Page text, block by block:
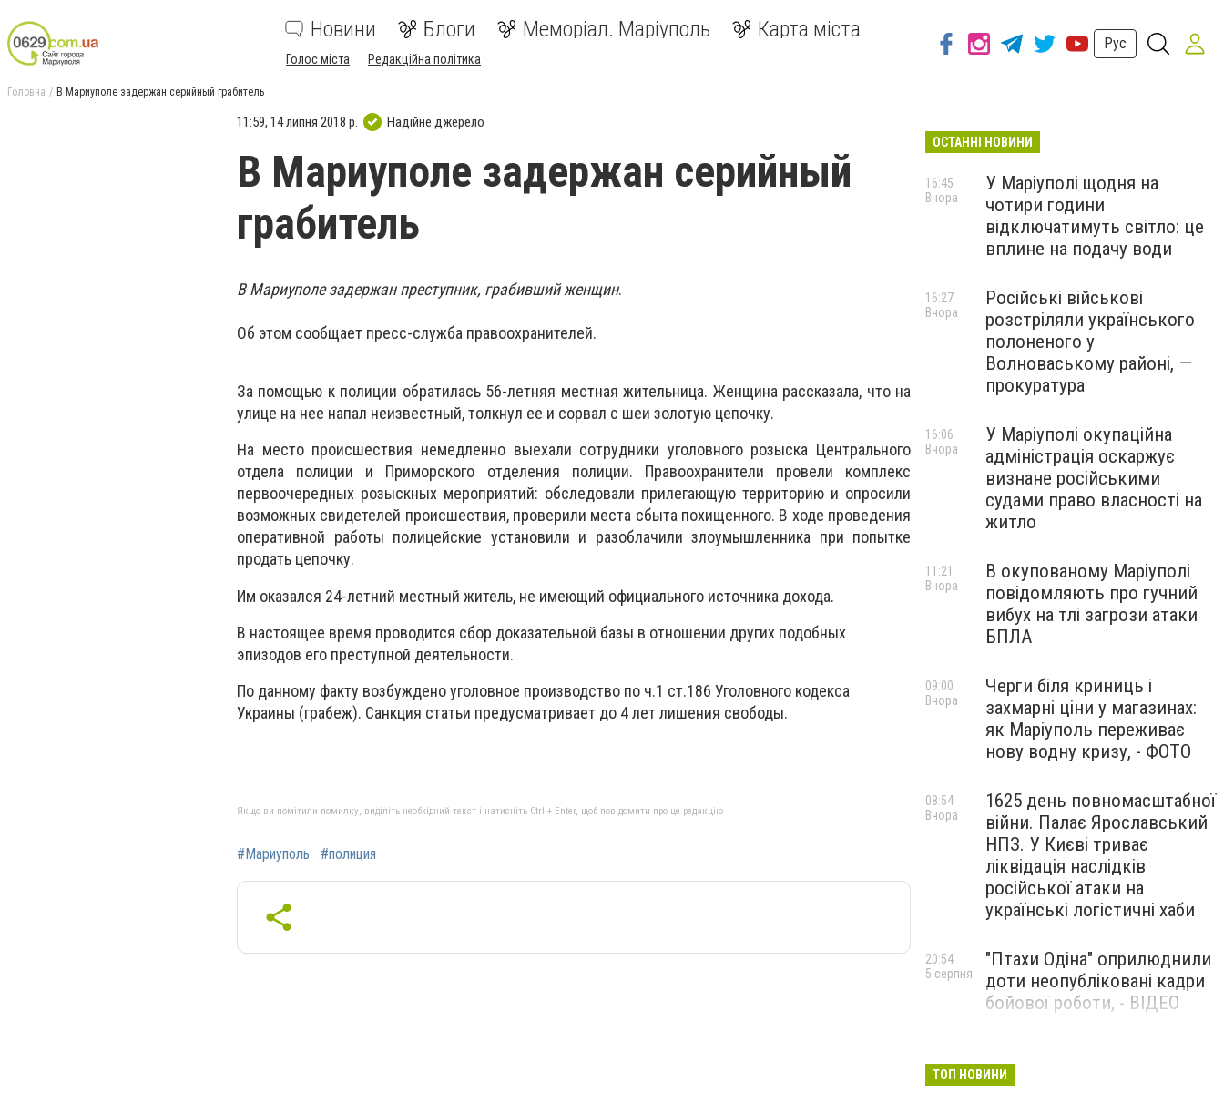
Новини Блоги Меморіал. Маріуполь Карта міста
Голос міста Редакційна політика
Рус
Головна В Мариуполе задержан серийный грабитель
11:59, 14 липня 2018 р. Надійне джерело
В Мариуполе задержан серийный
грабитель
В Мариуполе задержан преступник, грабивший женщин.
Об этом сообщает пресс-служба правоохранителей.
За помощью к полиции обратилась 56-летняя местная жительница. Женщина рассказала, что на
улице на нее напал неизвестный, толкнул ее и сорвал с шеи золотую цепочку.
На место происшествия немедленно выехали сотрудники уголовного розыска Центрального
отдела полиции и Приморского отделения полиции. Правоохранители провели комплекс
первоочередных розыскных мероприятий: обследовали прилегающую территорию и опросили
возможных свидетелей происшествия, проверили места сбыта похищенного. В ходе проведения
оперативной работы полицейские установили и разоблачили злоумышленника при попытке
продать цепочку.
Им оказался 24-летний местный житель, не имеющий официального источника дохода.
В настоящее время проводится сбор доказательной базы в отношении других подобных
эпизодов его преступной деятельности.
По данному факту возбуждено уголовное производство по ч.1 ст.186 Уголовного кодекса
Украины (грабеж). Санкция статьи предусматривает до 4 лет лишения свободы.
Якщо ви помітили помилку, виділіть необхідний текст і натисніть Ctrl + Enter, щоб повідомити про це редакцію
#Мариуполь #полиция
ОСТАННІ НОВИНИ
У Маріуполі щодня на
чотири години
відключатимуть світло: це
вплине на подачу води
16:45
Вчора
Російські військові
розстріляли українського
полоненого у
Волноваському районі, —
прокуратура
16:27
Вчора
У Маріуполі окупаційна
адміністрація оскаржує
визнане російськими
судами право власності на
житло
16:06
Вчора
В окупованому Маріуполі
повідомляють про гучний
вибух на тлі загрози атаки
БПЛА
11:21
Вчора
Черги біля криниць і
захмарні ціни у магазинах:
як Маріуполь переживає
нову водну кризу, - ФОТО
09:00
Вчора
1625 день повномасштабної
війни. Палає Ярославський
НПЗ. У Києві триває
ліквідація наслідків
російської атаки на
українські логістичні хаби
08:54
Вчора
"Птахи Одіна" оприлюднили
доти неопубліковані кадри
бойової роботи, - ВІДЕО
20:54
5 серпня
Бєдняков зіграє тата
5 серпня
ТОП НОВИНИ